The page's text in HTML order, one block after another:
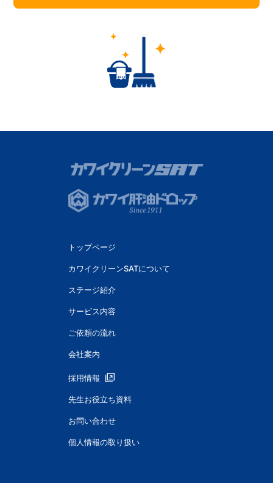
トップページ
カワイクリーンSATについて
ステージ紹介
サービス内容
ご依頼の流れ
会社案内
採用情報
先生お役立ち資料
お問い合わせ
個人情報の取り扱い